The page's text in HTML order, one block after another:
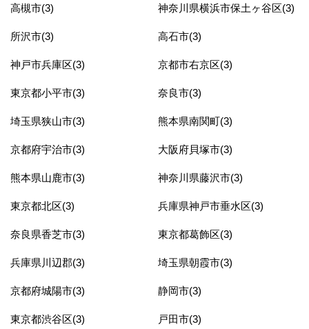
高槻市(3) 神奈川県横浜市保土ヶ谷区(3)
所沢市(3) 高石市(3)
神戸市兵庫区(3) 京都市右京区(3)
東京都小平市(3) 奈良市(3)
埼玉県狭山市(3) 熊本県南関町(3)
京都府宇治市(3) 大阪府貝塚市(3)
熊本県山鹿市(3) 神奈川県藤沢市(3)
東京都北区(3) 兵庫県神戸市垂水区(3)
奈良県香芝市(3) 東京都葛飾区(3)
兵庫県川辺郡(3) 埼玉県朝霞市(3)
京都府城陽市(3) 静岡市(3)
東京都渋谷区(3) 戸田市(3)